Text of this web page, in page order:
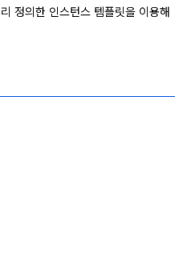
정의한 인스턴스 템플릿을 이용해